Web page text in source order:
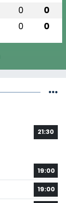
0 0
0 0
21:30
19:00
19:00